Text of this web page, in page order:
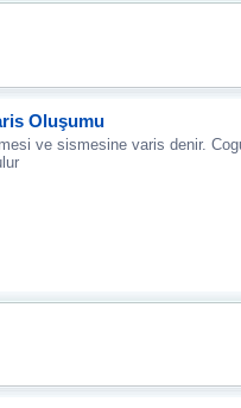
Oluşumu
ve sismesine varis denir.